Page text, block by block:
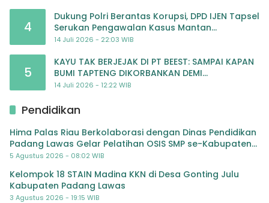
4
Dukung Polri Berantas Korupsi, DPD IJEN Tapsel
Serukan Pengawalan Kasus Mantan
Jampidsus hingga Tuntas
14 Juli 2026 - 22:03 WIB
5
KAYU TAK BERJEJAK DI PT BEEST: SAMPAI KAPAN
BUMI TAPTENG DIKORBANKAN DEMI
KEUNTUNGAN? KETUA DPW SUMUT IJEN DESAK
14 Juli 2026 - 12:22 WIB
Pendidikan
Hima Palas Riau Berkolaborasi dengan Dinas Pendidikan
Padang Lawas Gelar Pelatihan OSIS SMP se-Kabupaten
Padang Lawas
5 Agustus 2026 - 08:02 WIB
Kelompok 18 STAIN Madina KKN di Desa Gonting Julu
Kabupaten Padang Lawas
3 Agustus 2026 - 19:15 WIB